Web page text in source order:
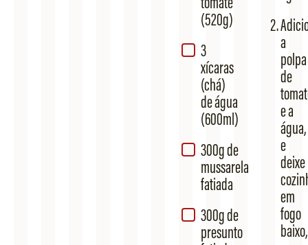
(520g)
3
xícaras
(chá)
de água
(600ml)
300g de
mussarela
fatiada
300g de
presunto
a
polpa
de
e a
água,
e
deixe
em
fogo
baixo,